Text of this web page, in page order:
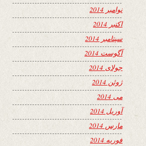
نوامبر 2014
اکتبر 2014
سپتامبر 2014
آگوست 2014
جولای 2014
ژوئن 2014
می 2014
آوریل 2014
مارس 2014
فوریه 2014